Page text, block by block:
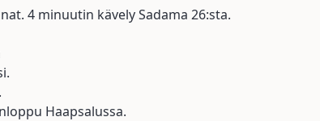
4 minuutin kävely Sadama 26:sta.
Haapsalussa.